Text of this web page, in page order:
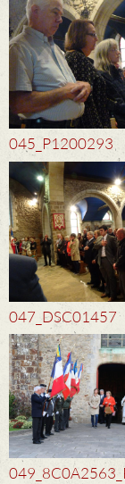
045_P1200293
047_DSC01457